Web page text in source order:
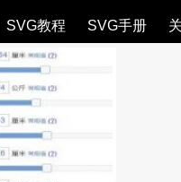
SVG教程 SVG手册